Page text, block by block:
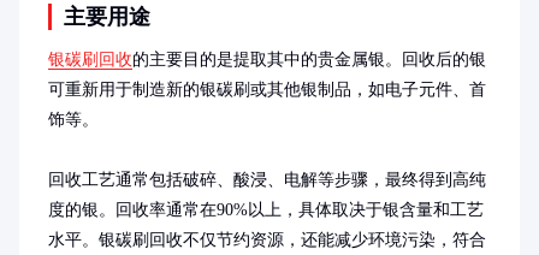
主要用途
银碳刷回收的主要目的是提取其中的贵金属银。回收后的银
可重新用于制造新的银碳刷或其他银制品，如电子元件、首
饰等。
回收工艺通常包括破碎、酸浸、电解等步骤，最终得到高纯
度的银。回收率通常在90%以上，具体取决于银含量和工艺
水平。银碳刷回收不仅节约资源，还能减少环境污染，符合